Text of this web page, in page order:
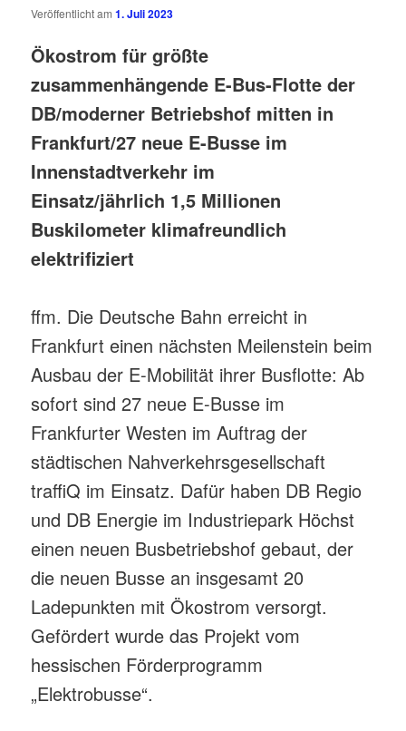
Veröffentlicht am1. Juli 2023
Ökostrom für größte
zusammenhängende E-Bus-Flotte der
DB/moderner Betriebshof mitten in
Frankfurt/27 neue E-Busse im
Innenstadtverkehr im
Einsatz/jährlich 1,5 Millionen
Buskilometer klimafreundlich
elektrifiziert
ffm. Die Deutsche Bahn erreicht in
Frankfurt einen nächsten Meilenstein beim
Ausbau der E-Mobilität ihrer Busflotte: Ab
sofort sind 27 neue E-Busse im
Frankfurter Westen im Auftrag der
städtischen Nahverkehrsgesellschaft
traffiQ im Einsatz. Dafür haben DB Regio
und DB Energie im Industriepark Höchst
einen neuen Busbetriebshof gebaut, der
die neuen Busse an insgesamt 20
Ladepunkten mit Ökostrom versorgt.
Gefördert wurde das Projekt vom
hessischen Förderprogramm
„Elektrobusse“.